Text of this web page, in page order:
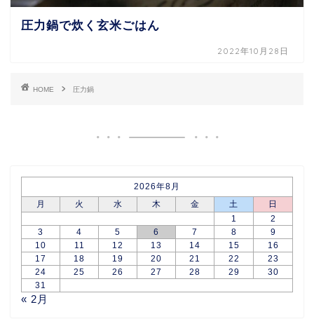
圧力鍋で炊く玄米ごはん
2022年10月28日
HOME 圧力鍋
2026年8月
月
火 水 木 金 土
日
1
2
3
4 5 6 7 8
9
10
11 12 13 14 15
16
17
18 19 20 21 22
23
24
25 26 27 28 29
30
31
« 2月